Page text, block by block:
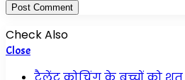
Check Also
Close